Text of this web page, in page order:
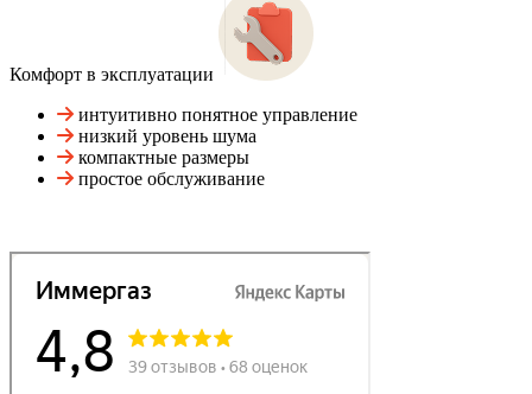
Комфорт в эксплуатации
интуитивно понятное управление
низкий уровень шума
компактные размеры
простое обслуживание